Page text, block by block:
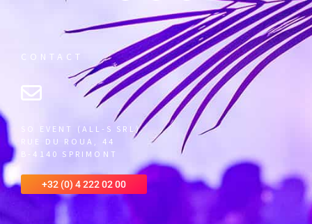
CONTACT
SO EVENT (ALL-S SRL)
RUE DU ROUA, 44
B-4140 SPRIMONT
+32 (0) 4 222 02 00